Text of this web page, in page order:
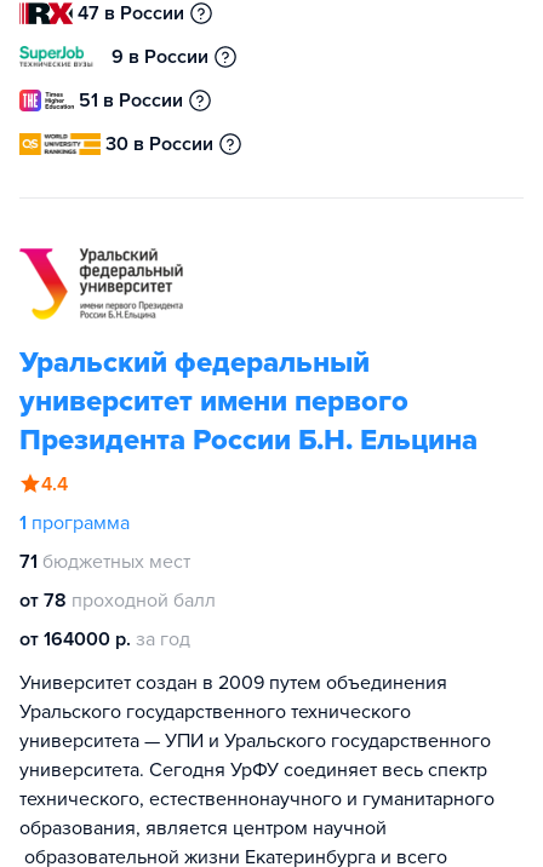
47 в России
9 в России
51 в России
30 в России
Уральский федеральный
университет имени первого
Президента России Б.Н. Ельцина
4.4
1 программа
71 бюджетных мест
от 78 проходной балл
от 164000 р. за год
Университет создан в 2009 путем объединения
Уральского государственного технического
университета — УПИ и Уральского государственного
университета. Сегодня УрФУ соединяет весь спектр
технического, естественнонаучного и гуманитарного
образования, является центром научной
образовательной жизни Екатеринбурга и всего